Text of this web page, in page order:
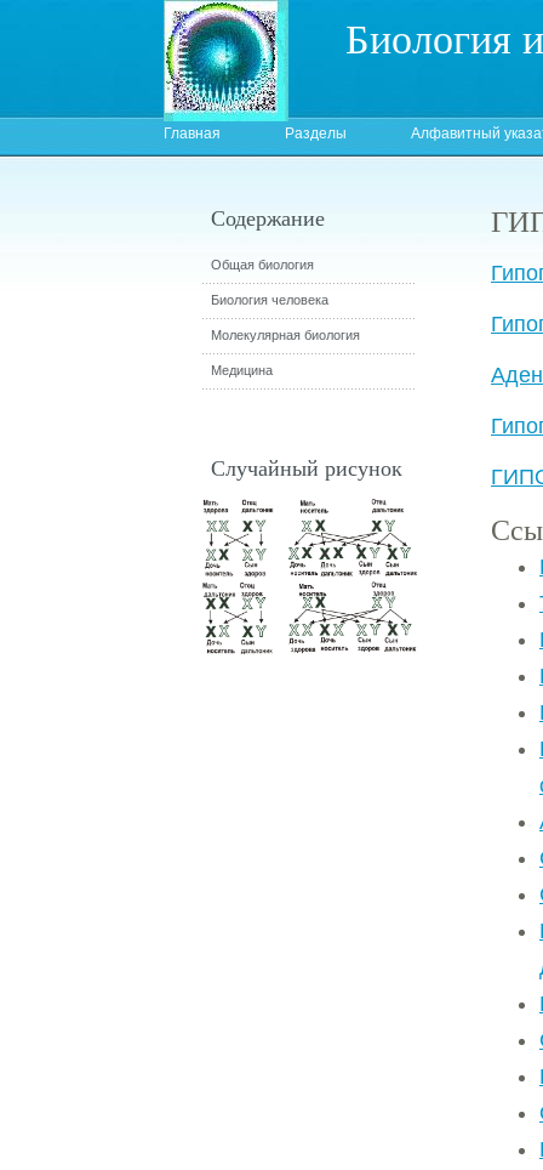
Биология
Главная Разделы Алфавитный
Содержание
Общая биология
Биология человека
Молекулярная биология
Медицина
Случайный рисунок